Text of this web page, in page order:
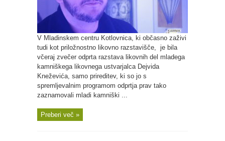
V Mladinskem centru Kotlovnica, ki občasno zaživi
tudi kot priložnostno likovno razstavišče, je bila
včeraj zvečer odprta razstava likovnih del mladega
kamniškega likovnega ustvarjalca Dejvida
Kneževića, samo prireditev, ki so jo s
spremljevalnim programom odprtja prav tako
zaznamovali mladi kamniški ...
Preberi več »